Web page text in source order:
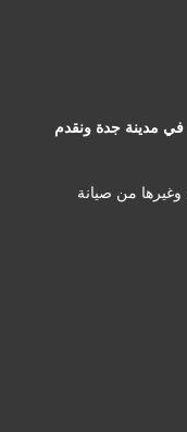
في مدينة جدة ونقدم
من صيانة